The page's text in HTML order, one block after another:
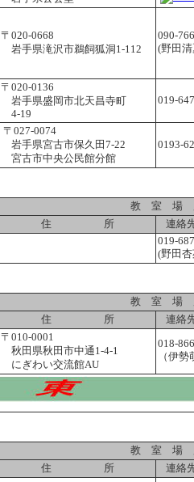
〒020-0668
岩手県滝沢市鵜飼狐洞1-112
090-
(野田
〒020-0136
岩手県盛岡市北天昌寺町
4-19
019-
〒027-0074
岩手県宮古市保久田7-22
宮古市中央公民館分館
0193-
教 室 場
住 所
連絡
019-
(野田
教 室 場
住 所
連絡
〒010-0001
秋田県秋田市中通1-4-1
にぎわい交流館AU
018-
（伊
教 室 場
住 所
連絡